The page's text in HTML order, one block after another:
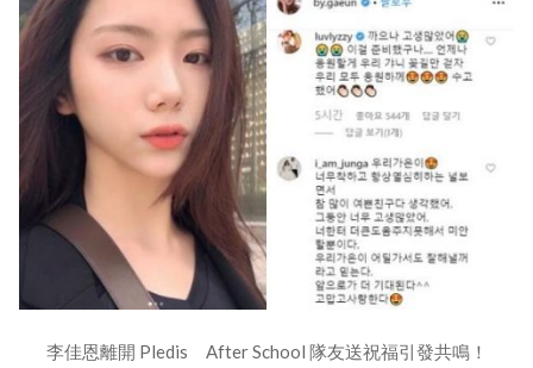
李佳恩離開 Pledis After School 隊友送祝福引發共鳴！